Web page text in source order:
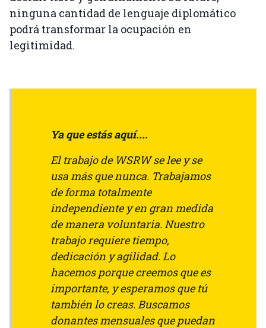
ninguna cantidad de lenguaje diplomático
podrá transformar la ocupación en
legitimidad.
Ya que estás aquí....
El trabajo de WSRW se lee y se
usa más que nunca. Trabajamos
de forma totalmente
independiente y en gran medida
de manera voluntaria. Nuestro
trabajo requiere tiempo,
dedicación y agilidad. Lo
hacemos porque creemos que es
importante, y esperamos que tú
también lo creas. Buscamos
donantes mensuales que puedan